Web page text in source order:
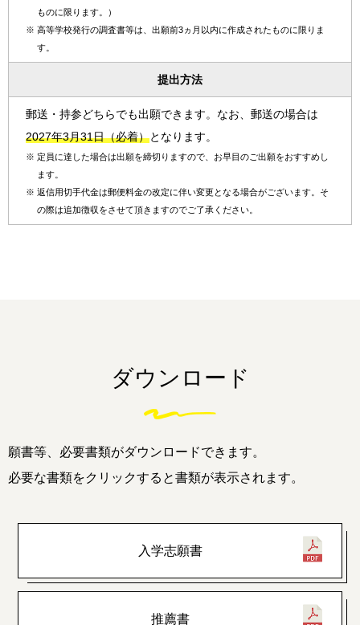
ものに限ります。）
※ 高等学校発行の調査書等は、出願前3ヵ月以内に作成されたものに限りま
す。
提出方法
郵送・持参どちらでも出願できます。なお、郵送の場合は
2027年3月31日（必着）となります。
※ 定員に達した場合は出願を締切りますので、お早目のご出願をおすすめし
ます。
※ 返信用切手代金は郵便料金の改定に伴い変更となる場合がございます。そ
の際は追加徴収をさせて頂きますのでご了承ください。
ダウンロード
願書等、必要書類がダウンロードできます。
必要な書類をクリックすると書類が表示されます。
入学志願書
推薦書